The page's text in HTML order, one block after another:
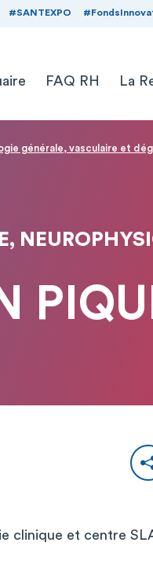
#SANTEXPO
FAQ RH La
générale, vasculaire et
clinique et centre